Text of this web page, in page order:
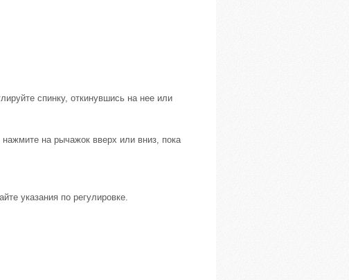
спинку, откинувшись на нее или
на рычажок вверх или вниз, пока
указания по регулировке.